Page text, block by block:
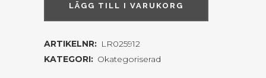
LÄGG TILL I VARUKORG
ARTIKELNR: LR025912
KATEGORI: Okategoriserad